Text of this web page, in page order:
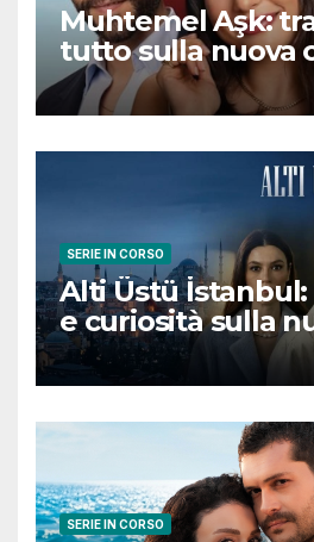
Muhtemel Aşk:
tutto sulla nuova
romantica turca
conquisterà il
SERIE IN CORSO
Alti Üstü İstanbul:
e curiosità sulla
turca ambientata
SERIE IN CORSO